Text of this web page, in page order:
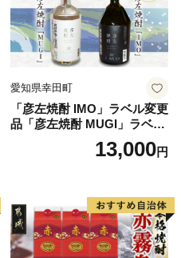
愛知県幸田町
「彦左焼酎 IMO」ラベル変更
品「彦左焼酎 MUGI」ラベル
変更品 飲み比べ セット 合計
2本 720ml×各1本 25度 焼酎
13,000円